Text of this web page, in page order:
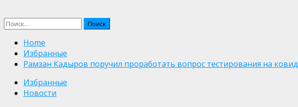
Найти:
Home
Избранные
Рамзан Кадыров поручил проработать вопрос тестирования на ковид
Избранные
Новости